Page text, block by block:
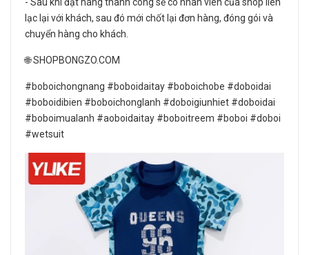
lạc lại với khách, sau đó mới chốt lại đơn hàng, đóng gói và
chuyển hàng cho khách.
🌐 SHOPBONGZO.COM
#boboichongnang #boboidaitay #boboichobe #doboidai
#boboidibien #boboichonglanh #doboigiunhiet #doboidai
#boboimualanh #aoboidaitay #boboitreem #boboi #doboi
#wetsuit